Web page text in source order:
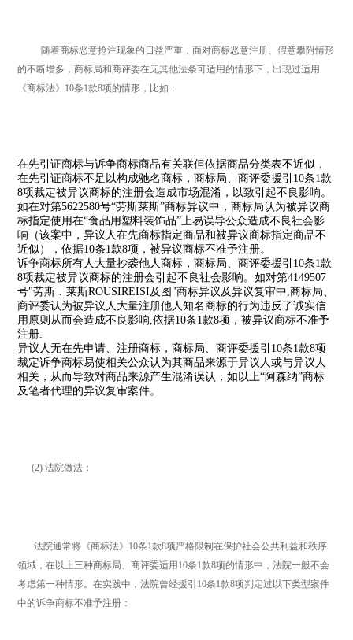
随着商标恶意抢注现象的日益严重，面对商标恶意注册、假意攀附情形
的不断增多，商标局和商评委在无其他法条可适用的情形下，出现过适用
《商标法》10条1款8项的情形，比如：
在先引证商标与诉争商标商品有关联但依据商品分类表不近似，
在先引证商标不足以构成驰名商标，商标局、商评委援引10条1款
8项裁定被异议商标的注册会造成市场混淆，以致引起不良影响。
如在对第5622580号“劳斯莱斯”商标异议中，商标局认为被异议商
标指定使用在“食品用塑料装饰品”上易误导公众造成不良社会影
响（该案中，异议人在先商标指定商品和被异议商标指定商品不
近似），依据10条1款8项，被异议商标不准予注册。
诉争商标所有人大量抄袭他人商标，商标局、商评委援引10条1款
8项裁定被异议商标的注册会引起不良社会影响。如对第4149507
号"劳斯﹒莱斯ROUSIREISI及图"商标异议及异议复审中,商标局、
商评委认为被异议人大量注册他人知名商标的行为违反了诚实信
用原则从而会造成不良影响,依据10条1款8项，被异议商标不准予
注册.
异议人无在先申请、注册商标，商标局、商评委援引10条1款8项
裁定诉争商标易使相关公众认为其商品来源于异议人或与异议人
相关，从而导致对商品来源产生混淆误认，如以上“阿森纳”商标
及笔者代理的异议复审案件。
(2) 法院做法：
法院通常将《商标法》10条1款8项严格限制在保护社会公共利益和秩序
领域，在以上三种商标局、商评委适用10条1款8项的情形中，法院一般不会
考虑第一种情形。在实践中，法院曾经援引10条1款8项判定过以下类型案件
中的诉争商标不准予注册：